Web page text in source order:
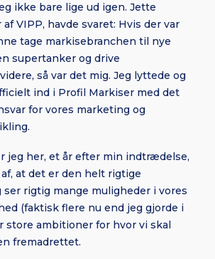
ikke bare lige ud igen. Jette
VIPP, havde svaret: Hvis der var
tage markisebranchen til nye
supertanker og drive
så var det mig. Jeg lyttede og
ind i Profil Markiser med det
for vores marketing og
jeg her, et år efter min indtrædelse,
at det er den helt rigtige
ser rigtig mange muligheder i vores
(faktisk flere nu end jeg gjorde i
store ambitioner for hvor vi skal
fremadrettet.